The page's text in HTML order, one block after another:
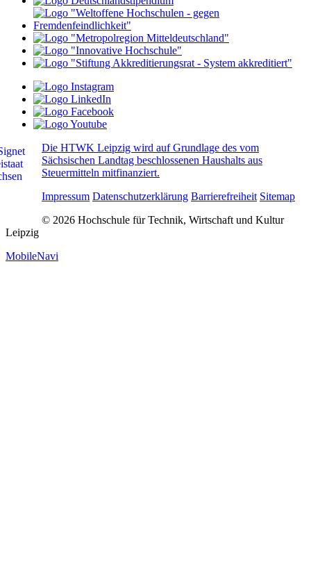
Die HTWK Leipzig wird auf Grundlage des vom
Sächsischen Landtag beschlossenen Haushalts aus
Steuermitteln mitfinanziert.
Impressum Datenschutzerklärung Barrierefreiheit Sitemap
© 2026 Hochschule für Technik, Wirtschaft und Kultur
Leipzig
MobileNavi